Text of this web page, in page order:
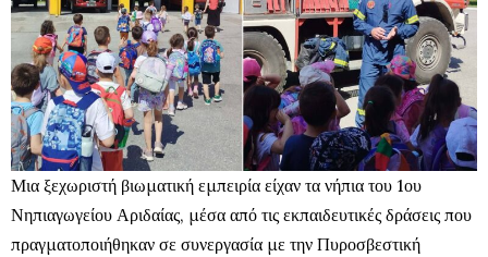
Μια ξεχωριστή βιωματική εμπειρία είχαν τα νήπια του 1ου
Νηπιαγωγείου Αριδαίας, μέσα από τις εκπαιδευτικές δράσεις που
πραγματοποιήθηκαν σε συνεργασία με την Πυροσβεστική